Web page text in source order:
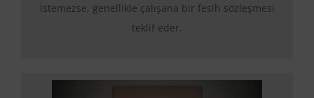
istemezse, genellikle çalışana bir fesih sözleşmesi
teklif eder.